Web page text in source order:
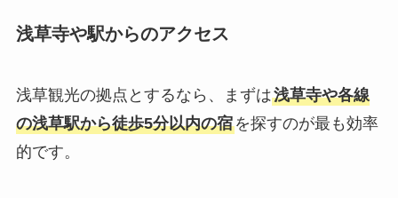
浅草寺や駅からのアクセス
浅草観光の拠点とするなら、まずは浅草寺や各線
の浅草駅から徒歩5分以内の宿を探すのが最も効率
的です。